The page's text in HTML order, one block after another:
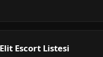
Escort Listesi